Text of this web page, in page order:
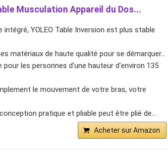
Musculation Appareil du Dos...
YOLEO Table Inversion est plus stable
matériaux de haute qualité pour se démarquer...
les personnes d'une hauteur d'environ 135
le mouvement de votre bras, votre
pratique et pliable peut être plié de...
Acheter sur Amazon